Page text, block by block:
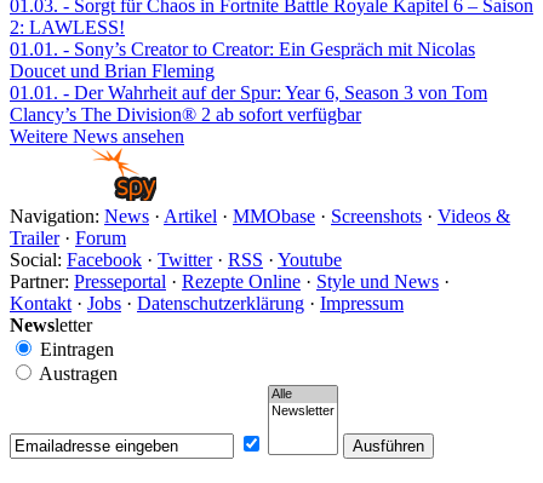
01.03. - Sorgt für Chaos in Fortnite Battle Royale Kapitel 6 – Saison
2: LAWLESS!
01.01. - Sony’s Creator to Creator: Ein Gespräch mit Nicolas
Doucet und Brian Fleming
01.01. - Der Wahrheit auf der Spur: Year 6, Season 3 von Tom
Clancy’s The Division® 2 ab sofort verfügbar
Weitere News ansehen
Navigation: News · Artikel · MMObase · Screenshots · Videos &
Trailer· Forum
Social: Facebook · Twitter· RSS · Youtube
Partner: Presseportal · Rezepte Online · Style und News ·
Kontakt · Jobs · Datenschutzerklärung · Impressum
Newsletter
Eintragen
Austragen